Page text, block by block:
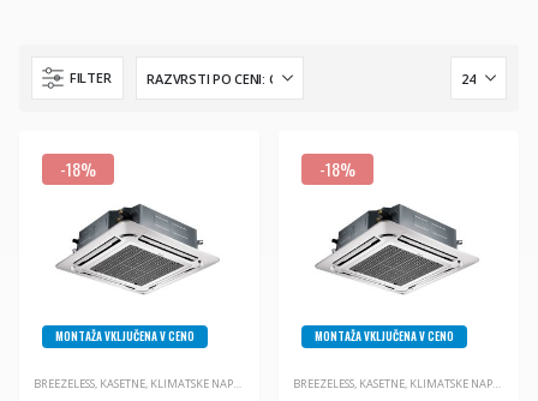
FILTER
-18%
MONTAŽA VKLJUČENA V CENO
BREEZELESS, KASETNE, KLIMATSKE NAPRAVE MIDEA
-18%
MONTAŽA VKLJUČENA V CENO
BREEZELESS, KASETNE, KLIMATSKE NAPRAVE